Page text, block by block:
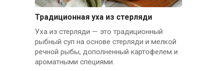
Традиционная уха из стерляди
Уха из стерляди — это традиционный
рыбный суп на основе стерляди и мелкой
речной рыбы, дополненный картофелем и
ароматными специями.